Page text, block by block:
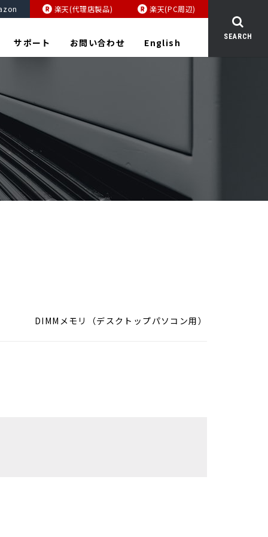
楽天(代理店製品) 楽天(PC周辺)
サポート お問い合わせ English SEARCH
DIMMメモリ（デスクトップパソコン用）